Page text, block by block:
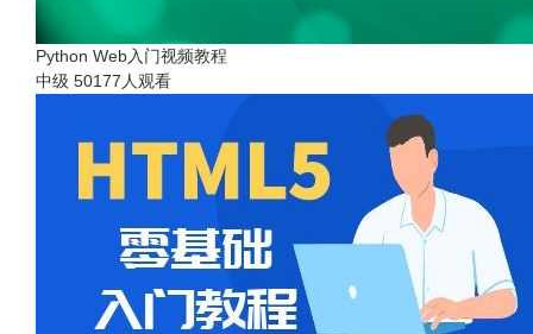
Python Web入门视频教程
中级 50177人观看